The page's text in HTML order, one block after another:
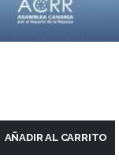
AÑADIR AL CARRITO